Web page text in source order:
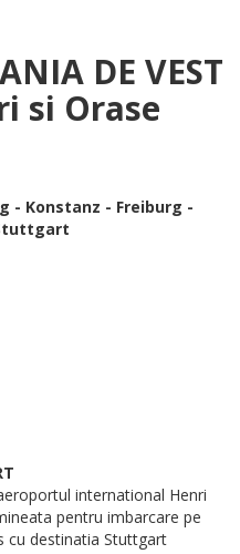
DE VEST
si Orase
- Konstanz - Freiburg -
international Henri
pentru imbarcare pe
cu destinatia Stuttgart